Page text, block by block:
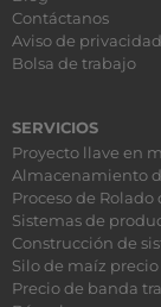
Contáctanos
Aviso de privacidad
Bolsa de trabajo
SERVICIOS
Proyecto llave en
Almacenamiento
Proceso de Rolado
Sistemas de
Construcción de
Silo de maíz precio
Precio de banda